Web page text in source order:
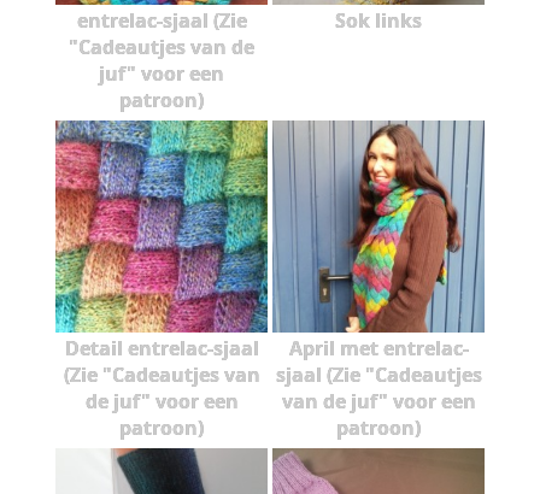
entrelac-sjaal (Zie
"Cadeautjes van de
juf" voor een
patroon)
Sok links
Detail entrelac-sjaal
(Zie "Cadeautjes van
de juf" voor een
patroon)
April met entrelac-
sjaal (Zie "Cadeautjes
van de juf" voor een
patroon)